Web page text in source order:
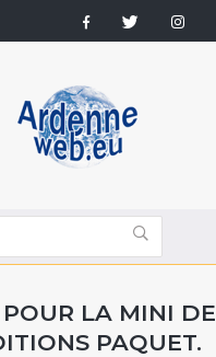
LA MINI DE
PAQUET.